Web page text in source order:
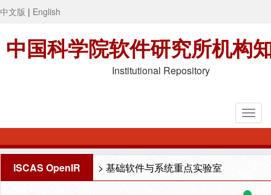
中文版 | English
中国科学院软件研究所机构
Institutional Repository
ISCAS OpenIR > 基础软件与系统重点实验室